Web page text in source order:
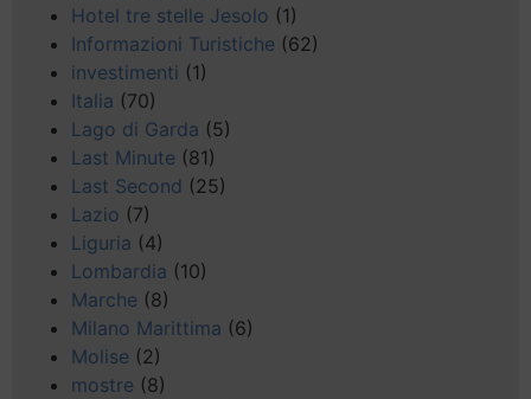
Hotel tre stelle Jesolo (1)
Informazioni Turistiche (62)
investimenti (1)
Italia (70)
Lago di Garda (5)
Last Minute (81)
Last Second (25)
Lazio (7)
Liguria (4)
Lombardia (10)
Marche (8)
Milano Marittima (6)
Molise (2)
mostre (8)